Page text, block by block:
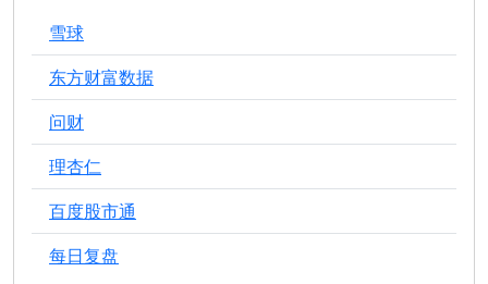
雪球
东方财富数据
问财
理杏仁
百度股市通
每日复盘